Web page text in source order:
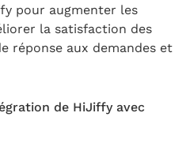
pour augmenter les
la satisfaction des
réponse aux demandes et
de HiJiffy avec